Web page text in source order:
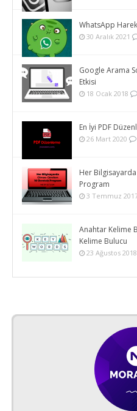
WhatsApp
30 Aralık 2021
Google Arama
Etkisi
18 Ocak 2018
En İyi PDF
26 Mart 2020
Her
Program
3 Temmuz
Anahtar Kelime
Kelime Bulucu
23 Ağustos 2018